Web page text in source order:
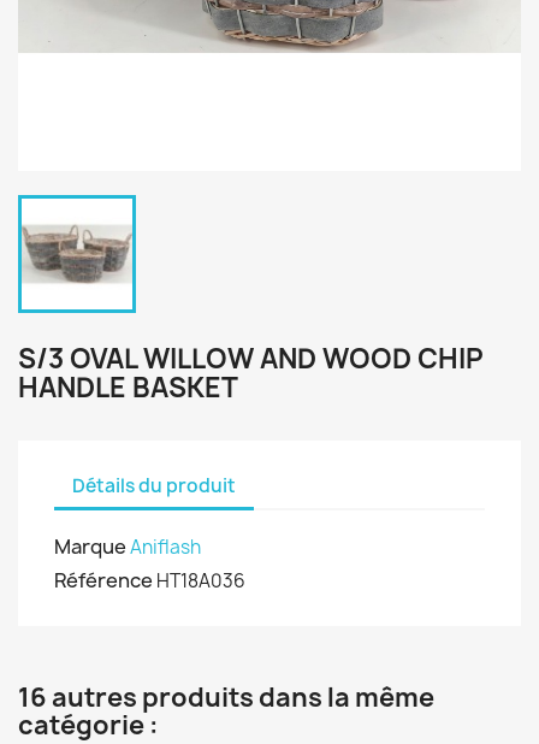
S/3 OVAL WILLOW AND WOOD CHIP
HANDLE BASKET
Détails du produit
MarqueAniflash
Référence HT18A036
16 autres produits dans la même
catégorie :